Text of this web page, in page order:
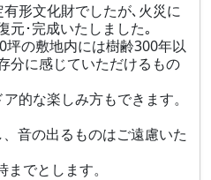
形文化財でしたが､火災に
元･完成いたしました｡
の敷地内には樹齢300年以
分に感じていただけるもの
的な楽しみ方もできます。
音の出るものはご遠慮いた
でとします。